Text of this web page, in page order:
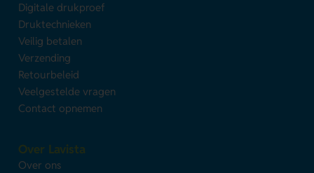
Digitale drukproef
Druktechnieken
Veilig betalen
Verzending
Retourbeleid
Veelgestelde vragen
Contact opnemen
Over Lavista
Over ons